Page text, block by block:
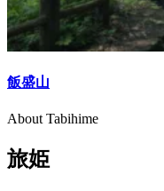
飯盛山
About Tabihime
旅姫